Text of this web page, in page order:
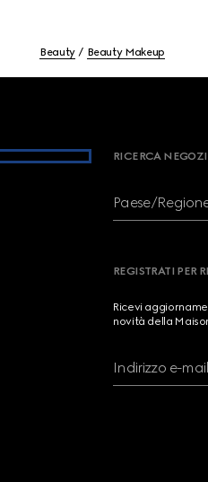
Beauty Beauty Makeup
RICERCA
Paese/
REGISTRATI PER
Ricevi
novità della
Indirizzo e-mail